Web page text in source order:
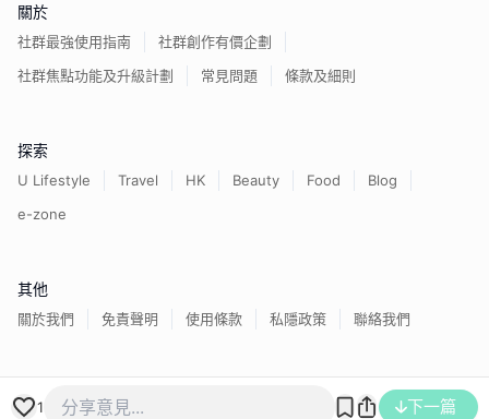
1 下一篇
關於
社群最強使用指南
社群創作有價企劃
社群焦點功能及升級計劃
常見問題 條款及細則
探索
U Lifestyle Travel HK Beauty Food
Blog
e-zone
其他
關於我們 免責聲明 使用條款 私隱政策 聯絡我們
香港經濟日報版權所有©